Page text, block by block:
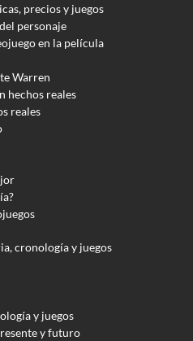
precios y juegos
personaje
en la película
Warren
hechos reales
reales
cronología y juegos
y juegos
y futuro